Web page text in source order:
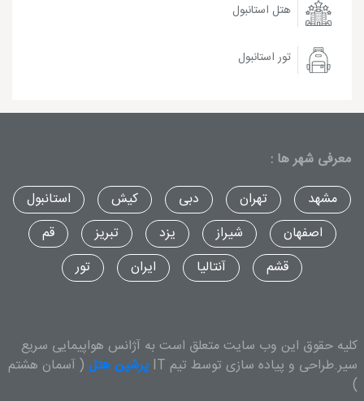
هتل استانبول
تور استانبول
معرفی شهر ها :
مشهد
تهران دبی کیش
استانبول
اصفهان
شیراز یزد تبریز
قم
قشم
آنتالیا ایران تور
کلیه حقوق این وب سایت متعلق است به آژانس هواپیمایی سریع
سیر.طراحی و پیاده سازی توسط تیم IT
پرشین هتل ( آسمان هشتم
)